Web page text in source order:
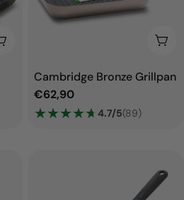
Voeg toe aan winkelwagen
Cambridge Bronze Grillpan
Normale
prijs
€62,90
★
★★
★★
★★
★★
★ 4.7/5(89)